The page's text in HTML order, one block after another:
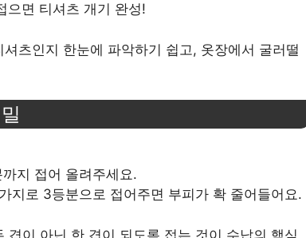
으면 티셔츠 개기 완성!
츠인지 한눈에 파악하기 쉽고, 옷장에서 굴러떨
지 접어 올려주세요.
지로 3등분으로 접어주면 부피가 확 줄어들어요.
이 아닌 한 겹이 되도록 접는 것이 수납의 핵심